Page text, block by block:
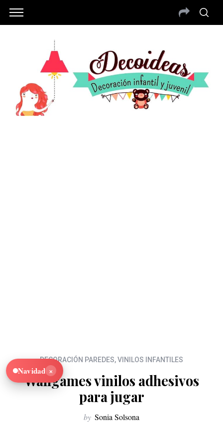
DECORACIÓN PAREDES,VINILOS INFANTILES
Wallgames vinilos adhesivos
para jugar
by Sonia Solsona
Navidad ×